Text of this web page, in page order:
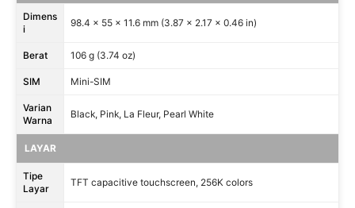
Dimens
i
98.4 x 55 x 11.6 mm (3.87 x 2.17 x 0.46 in)
Berat 106 g (3.74 oz)
SIM Mini-SIM
Varian
Warna
Black, Pink, La Fleur, Pearl White
LAYAR
Tipe
Layar
TFT capacitive touchscreen, 256K colors